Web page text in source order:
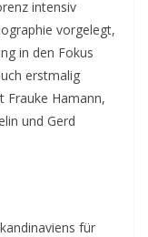
intensiv
vorgelegt,
in den Fokus
erstmalig
Frauke Hamann,
und Gerd
für